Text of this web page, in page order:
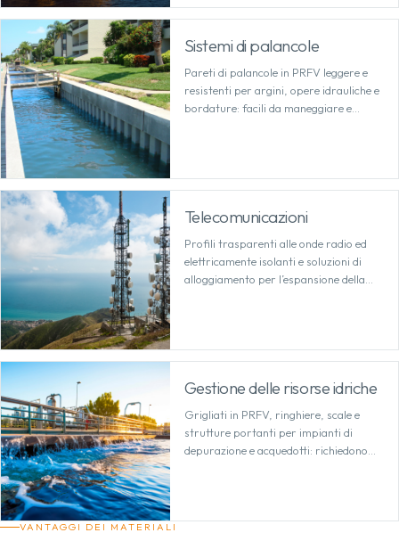
Sistemi di palancole
Pareti di palancole in PRFV leggere e
resistenti per argini, opere idrauliche e
bordature: facili da maneggiare e
Telecomunicazioni
Profili trasparenti alle onde radio ed
elettricamente isolanti e soluzioni di
alloggiamento per l’espansione della
Gestione delle risorse idriche
Grigliati in PRFV, ringhiere, scale e
strutture portanti per impianti di
depurazione e acquedotti: richiedono
VANTAGGI DEI MATERIALI